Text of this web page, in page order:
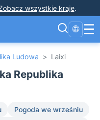
wszystkie kraje.
🌐 ☰
Ludowa > Laixi
Republika
Pogoda we wrześniu